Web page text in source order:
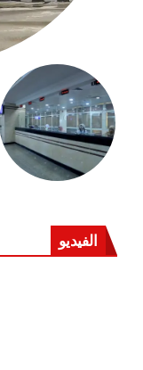
الفيديو